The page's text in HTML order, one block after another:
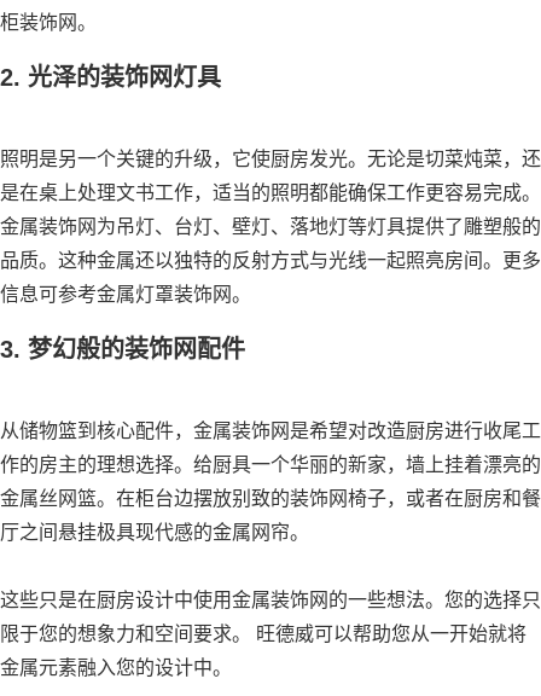
柜装饰网。
2. 光泽的装饰网灯具
照明是另一个关键的升级，它使厨房发光。无论是切菜炖菜，还
是在桌上处理文书工作，适当的照明都能确保工作更容易完成。
金属装饰网为吊灯、台灯、壁灯、落地灯等灯具提供了雕塑般的
品质。这种金属还以独特的反射方式与光线一起照亮房间。更多
信息可参考金属灯罩装饰网。
3. 梦幻般的装饰网配件
从储物篮到核心配件，金属装饰网是希望对改造厨房进行收尾工
作的房主的理想选择。给厨具一个华丽的新家，墙上挂着漂亮的
金属丝网篮。在柜台边摆放别致的装饰网椅子，或者在厨房和餐
厅之间悬挂极具现代感的金属网帘。
这些只是在厨房设计中使用金属装饰网的一些想法。您的选择只
限于您的想象力和空间要求。 旺德威可以帮助您从一开始就将
金属元素融入您的设计中。